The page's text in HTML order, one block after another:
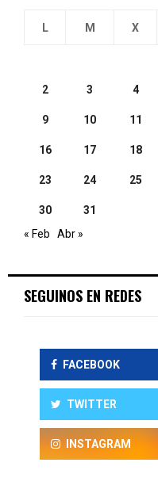
L M X
2 3 4
9 10 11
16 17 18
23 24 25
30
31
« Feb
Abr »
SEGUINOS EN REDES
FACEBOOK
TWITTER
INSTAGRAM